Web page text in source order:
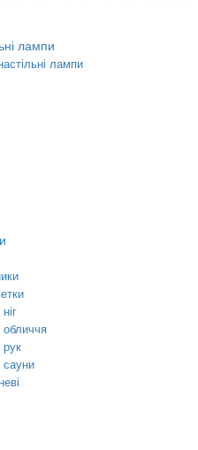
лампи
лампи